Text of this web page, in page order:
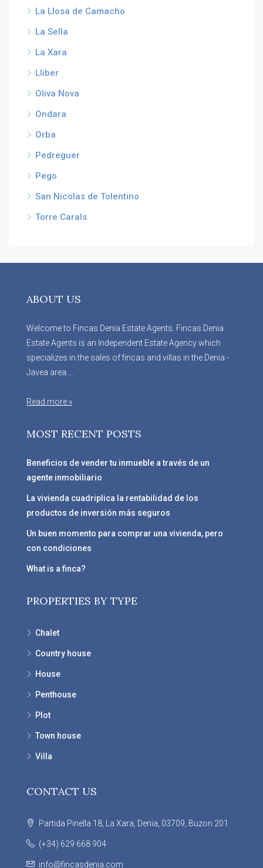
La Llosa de Camacho
La Sella
La Xara
Lliber
Oliva Nova
Ondara
Orba
Pedreguer
Pego
San Nicolas de Tolentino
Torre Carals
ABOUT US
Welcome to Fincas Denia Estate Agents. Fincas Denia
Estate Agents is an Independent Estate Agency which
specializes in the sales of fincas and villas in the Denia -
Javea area....
Read more »
MOST RECENT POSTS
Beneficios de vender tu inmueble a través de un
agente inmobiliario
La vivienda cuadriplica la rentabilidad de los
productos de inversión más seguros
Un buen momento para comprar una vivienda, pero
con condiciones
What is a finca?
PROPERTIES BY TYPE
Chalet
Country house
House
Penthouse
Plot
Town house
Villa
CONTACT US
Partida Pinella 18, La Xara, Denia, 03709, Buzon 201
(+34) 629 668 904
info@fincasdenia.com